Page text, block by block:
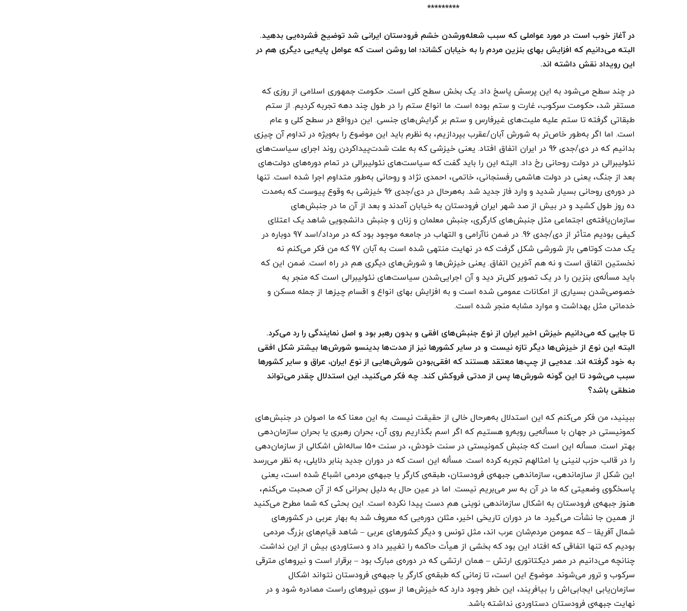
*********
در آغاز خوب است در مورد عواملی که سبب شعله‌ورشدن خشم فرودستان ایرانی شد توضیح فشرده‌یی بدهید.
البته می‌دانیم که افزایش بهای بنزین مردم را به خیابان کشاند؛ اما روشن است که عوامل پایه‌یی دیگری هم در
این رویداد نقش داشته اند.
در چند سطح می‌شود به این پرسش پاسخ داد. یک بخش سطح کلی است. حکومت جمهوری اسلامی از روزی که
مستقر شد، حکومت سرکوب، غارت و ستم بوده است. ما انواع ستم را در طول چند دهه تجربه کردیم. از ستم
طبقاتی گرفته تا ستم علیه ملیت‌های غیرفارس و ستم بر گرایش‌های جنسی. این درواقع در سطح کلی و عام
است. اما اگر به‌طور خاص‌تر به شورش آبان/عقرب بپردازیم، به‌ نظرم باید این موضوع را به‌ویژه در تداوم آن چیزی
بدانیم که در دی/جدی 96 در ایران اتفاق افتاد. یعنی خیزشی که به علت شدت‌پیداکردن روند اجرای سیاست‌های
نئولیبرالی در دولت روحانی رخ داد. البته این را باید گفت که سیاست‌های نئولیبرالی در تمام دوره‌های دولت‌های
بعد از جنگ، یعنی در دولت هاشمی رفسنجانی، خاتمی، احمدی نژاد و روحانی به‌طور متداوم اجرا شده است. تنها
در دوره‌ی روحانی بسیار شدید و وارد فاز جدید شد. به‌هرحال در دی/جدی 96 خیزشی به وقوع پیوست که به‌مدت
‌ده روز طول کشید و در بیش از صد شهر ایران فرودستان به خیابان آمدند و بعد از آن ما در جنبش‌های
سازمان‌یافته‌ی اجتماعی مثل جنبش‌های کارگری، جنبش معلمان و زنان و جنبش دانشجویی شاهد یک اعتلای
کیفی بودیم متأثر از دی/جدی 96. در ضمن ناآرامی و التهاب در جامعه موجود بود که در مرداد/اسد 97 دوباره در
یک مدت کوتاهی باز شورشی شکل گرفت که در نهایت منتهی شده است به آبان 97 که من فکر می‌کنم نه
نخستین اتفاق است و نه هم آخرین اتفاق. یعنی خیزش‌ها و شورش‌های دیگری هم در راه است. ضمن این که
باید مسأله‌ی بنزین را در یک تصویر کلی‌تر دید و آن اجرایی‌شدن سیاست‌های نئولیبرالی است که منجر به
خصوصی‌شدن بسیاری از امکانات عمومی شده است و به افزایش بهای انواع و اقسام چیزها از جمله مسکن و
خدماتی مثل بهداشت و موارد مشابه منجر شده است.
تا جایی که می‌دانیم خیزش اخیر ایران از نوع جنبش‌های افقی و بدون رهبر بود و اصل نمایندگی را رد می‌کرد.
البته این نوع از خیزش‌ها دیگر تازه نیست و در سایر کشورها نیز از مدت‌ها بدینسو شورش‌ها بیشتر شکل افقی
به خود گرفته اند. عده‌یی از چپ‌ها معتقد هستند که افقی‌بودن شورش‌هایی از نوع ایران، عراق و سایر کشورها
سبب می‌شود تا این گونه شورش‌ها پس از مدتی فروکش کند. چه فکر می‌کنید، این استدلال چقدر می‌تواند
منطقی باشد؟
ببینید، من فکر می‌کنم که این استدلال به‌هرحال خالی از حقیقت نیست. به این معنا که ما اصولن در جنبش‌های
کمونیستی در جهان با مسأله‌یی روبه‌رو هستیم که اگر اسم بگذاریم روی آن، بحران رهبری یا بحران سازمان‌دهی
بهتر است. مسأله این است که جنبش کمونیستی در سنت خودش، در سنت 150 ساله‌اش اشکالی از سازمان‌دهی
را در قالب حزب لنینی یا امثالهم تجربه کرده است. مسأله این است که در دوران جدید بنابر دلایلی، به نظر می‌رسد
این شکل از سازماندهی، سازماندهی جبهه‌ی فرودستان، طبقه‌ی کارگر یا جبهه‌ی مردمی اشباع شده است، یعنی
پاسخگوی وضعیتی که ما در آن به سر می‌بریم نیست. اما در عین حال به دلیل بحرانی که از آن صحبت می‌کنم،
هنوز جبهه‌ی فرودستان به اشکال سازماندهی نوینی هم دست پیدا نکرده است. این بحثی که شما مطرح می‌کنید
از همین جا نشأت می‌گیرد. ما در دوران تاریخی اخیر، مثلن دوره‌یی که معروف شد به بهار عربی در کشورهای
شمال آفریقا – که عمومن مردم‌شان عرب اند، مثل تونس و دیگر کشورهای عربی – شاهد قیام‌های بزرگ مردمی
بودیم که تنها اتفاقی که افتاد این بود که بخشی از هیأت حاکمه را تغییر داد و دستاوردی بیش از این نداشت.
چنانچه می‌دانیم در مصر دیکتاتوری ارتش – همان ارتشی که در دوره‌ی مبارک بود – برقرار است و نیروهای مترقی
سرکوب و ترور می‌شوند. موضوع این است، تا زمانی که طبقه‌ی کارگر یا جبهه‌ی فرودستان نتواند اشکال
سازمان‌یابی ایجابی‌اش را بیافریند، این خطر وجود دارد که خیزش‌ها از سوی نیروهای راست مصادره شود و در
نهایت جبهه‌ی فرودستان دستاوردی نداشته باشد.